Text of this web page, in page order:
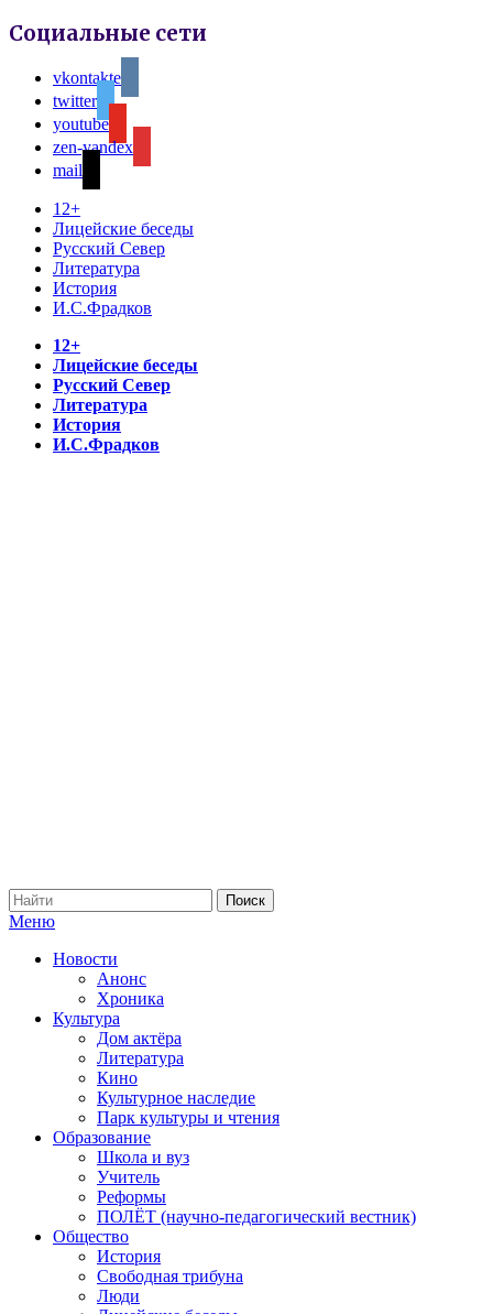
Социальные сети
vkontakte
twitter
youtube
zen-yandex
mail
12+
Лицейские беседы
Русский Север
Литература
История
И.С.Фрадков
12+
Лицейские беседы
Русский Север
Литература
История
И.С.Фрадков
Меню
Новости
Анонс
Хроника
Культура
Дом актёра
Литература
Кино
Культурное наследие
Парк культуры и чтения
Образование
Школа и вуз
Учитель
Реформы
ПОЛЁТ (научно-педагогический вестник)
Общество
История
Свободная трибуна
Люди